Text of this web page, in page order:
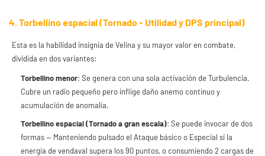
4. Torbellino espacial (Tornado - Utilidad y DPS principal)
Esta es la habilidad insignia de Velina y su mayor valor en combate,
dividida en dos variantes:
Torbellino menor: Se genera con una sola activación de Turbulencia.
Cubre un radio pequeño pero inflige daño anemo continuo y
acumulación de anomalía.
Torbellino espacial (Tornado a gran escala): Se puede invocar de dos
formas — Manteniendo pulsado el Ataque básico o Especial si la
energía de vendaval supera los 90 puntos, o consumiendo 2 cargas de